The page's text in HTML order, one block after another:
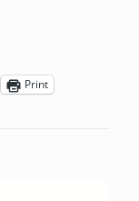
Print